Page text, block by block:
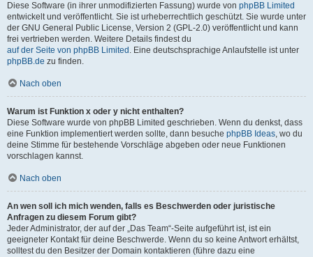
Diese Software (in ihrer unmodifizierten Fassung) wurde von phpBB Limited
entwickelt und veröffentlicht. Sie ist urheberrechtlich geschützt. Sie wurde unter
der GNU General Public License, Version 2 (GPL-2.0) veröffentlicht und kann
frei vertrieben werden. Weitere Details findest du
auf der Seite von phpBB Limited . Eine deutschsprachige Anlaufstelle ist unter
phpBB.de zu finden.
Nach oben
Warum ist Funktion x oder y nicht enthalten?
Diese Software wurde von phpBB Limited geschrieben. Wenn du denkst, dass
eine Funktion implementiert werden sollte, dann besuche phpBB Ideas, wo du
deine Stimme für bestehende Vorschläge abgeben oder neue Funktionen
vorschlagen kannst.
Nach oben
An wen soll ich mich wenden, falls es Beschwerden oder juristische
Anfragen zu diesem Forum gibt?
Jeder Administrator, der auf der „Das Team“-Seite aufgeführt ist, ist ein
geeigneter Kontakt für deine Beschwerde. Wenn du so keine Antwort erhältst,
solltest du den Besitzer der Domain kontaktieren (führe dazu eine